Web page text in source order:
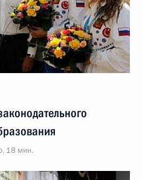
18 мин.